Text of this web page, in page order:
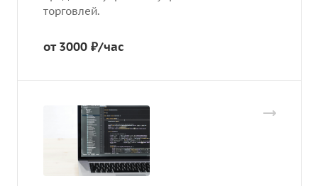
торговлей.
от 3000 ₽/час